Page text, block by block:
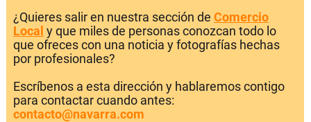
¿Quieres salir en nuestra sección de Comercio
Local y que miles de personas conozcan todo lo
que ofreces con una noticia y fotografías hechas
por profesionales?
Escríbenos a esta dirección y hablaremos contigo
para contactar cuando antes:
contacto@navarra.com